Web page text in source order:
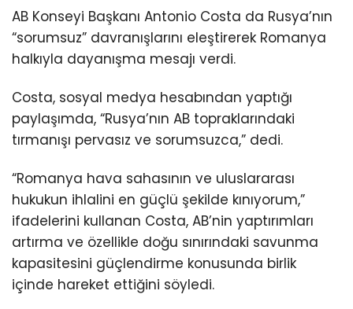
AB Konseyi Başkanı Antonio Costa da Rusya’nın
“sorumsuz” davranışlarını eleştirerek Romanya
halkıyla dayanışma mesajı verdi.
Costa, sosyal medya hesabından yaptığı
paylaşımda, “Rusya’nın AB topraklarındaki
tırmanışı pervasız ve sorumsuzca,” dedi.
“Romanya hava sahasının ve uluslararası
hukukun ihlalini en güçlü şekilde kınıyorum,”
ifadelerini kullanan Costa, AB’nin yaptırımları
artırma ve özellikle doğu sınırındaki savunma
kapasitesini güçlendirme konusunda birlik
içinde hareket ettiğini söyledi.